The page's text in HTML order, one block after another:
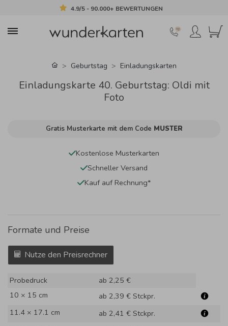
4.9/5 - 90.000+ BEWERTUNGEN
Geburtstag Einladungskarten
Einladungskarte 40. Geburtstag: Oldi mit
Foto
Gratis Musterkarte mit dem Code MUSTER
Kostenlose Musterkarten
Schneller Versand
Kauf auf Rechnung*
Formate und Preise
Nutze den Preisrechner
Probedruck
ab 2,25 €
10 × 15 cm
ab 2,39 € Stckpr.
11.4 × 17.1 cm
ab 2,41 € Stckpr.